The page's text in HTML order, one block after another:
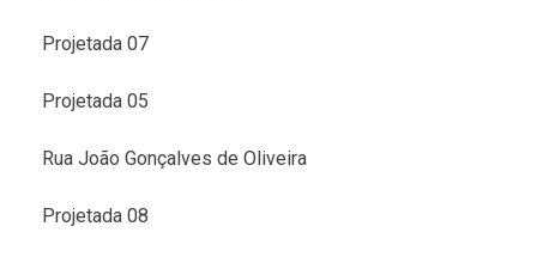
Projetada 07
Projetada 05
Rua João Gonçalves de Oliveira
Projetada 08